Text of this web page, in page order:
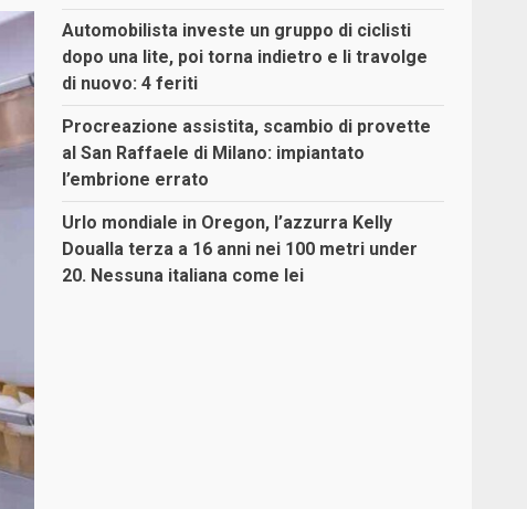
Automobilista investe un gruppo di ciclisti
dopo una lite, poi torna indietro e li travolge
di nuovo: 4 feriti
Procreazione assistita, scambio di provette
al San Raffaele di Milano: impiantato
l’embrione errato
Urlo mondiale in Oregon, l’azzurra Kelly
Doualla terza a 16 anni nei 100 metri under
20. Nessuna italiana come lei